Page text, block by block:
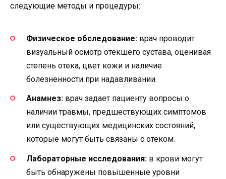
следующие методы и процедуры:
Физическое обследование: врач проводит
визуальный осмотр отекшего сустава, оценивая
степень отека, цвет кожи и наличие
болезненности при надавливании.
Анамнез: врач задает пациенту вопросы о
наличии травмы, предшествующих симптомов
или существующих медицинских состояний,
которые могут быть связаны с отеком.
Лабораторные исследования: в крови могут
быть обнаружены повышенные уровни